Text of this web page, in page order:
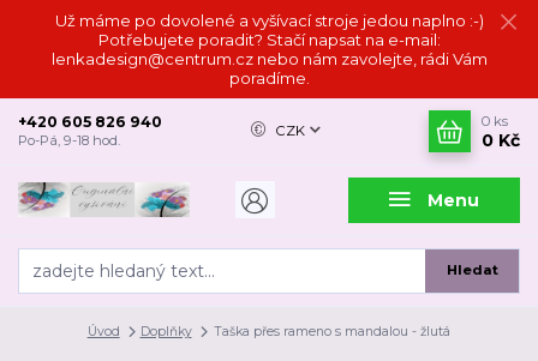
Už máme po dovolené a vyšívací stroje jedou naplno :-)
Potřebujete poradit? Stačí napsat na e-mail:
lenkadesign@centrum.cz nebo nám zavolejte, rádi Vám
poradíme.
Menu
CZK
Hledat
+420 605 826 940
Po-Pá, 9-18 hod.
0 ks
0 Kč
Úvod Doplňky Taška přes rameno s mandalou - žlutá